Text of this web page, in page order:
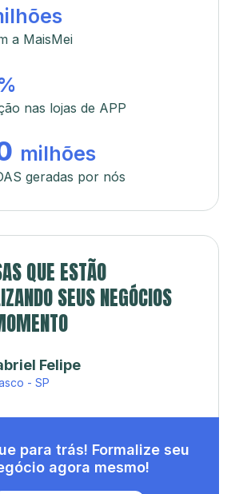
a MaisMei
nas lojas de APP
milhões
geradas por nós
QUE ESTÃO
SEUS NEGÓCIOS
Felipe
- SP
açaí e sorveteria
de Janeiro - RJ
para trás! Formalize seu
agora mesmo!